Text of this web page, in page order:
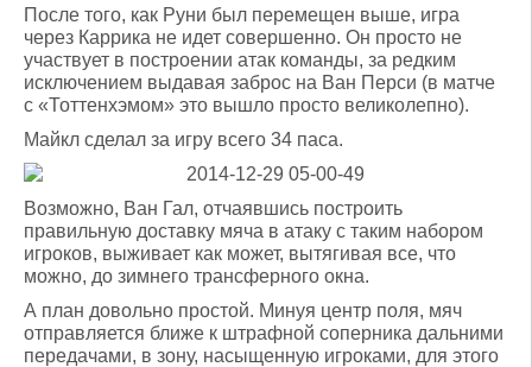
После того, как Руни был перемещен выше, игра
через Каррика не идет совершенно. Он просто не
участвует в построении атак команды, за редким
исключением выдавая заброс на Ван Перси (в матче
с «Тоттенхэмом» это вышло просто великолепно).
Майкл сделал за игру всего 34 паса.
Возможно, Ван Гал, отчаявшись построить
правильную доставку мяча в атаку с таким набором
игроков, выживает как может, вытягивая все, что
можно, до зимнего трансферного окна.
А план довольно простой. Минуя центр поля, мяч
отправляется ближе к штрафной соперника дальними
передачами, в зону, насыщенную игроками, для этого